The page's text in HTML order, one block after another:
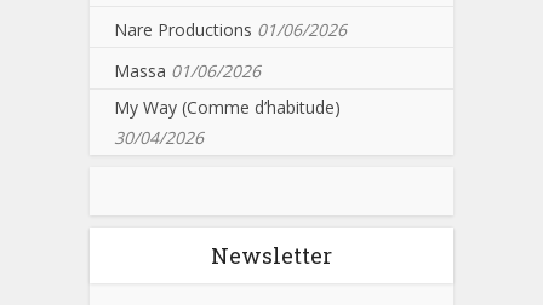
Nare Productions 01/06/2026
Massa 01/06/2026
My Way (Comme d’habitude)
30/04/2026
Newsletter